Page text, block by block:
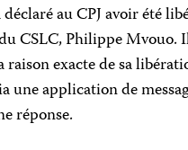
au CPJ avoir été
CSLC, Philippe Mvouo.
exacte de sa
une application de
réponse.